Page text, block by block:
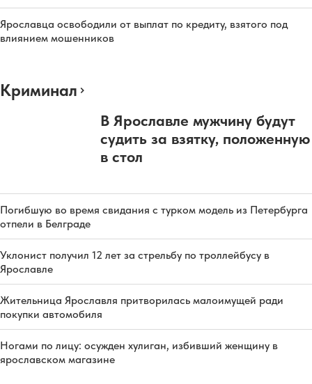
Ярославца освободили от выплат по кредиту, взятого под
влиянием мошенников
Криминал
В Ярославле мужчину будут
судить за взятку, положенную
в стол
Погибшую во время свидания с турком модель из Петербурга
отпели в Белграде
Уклонист получил 12 лет за стрельбу по троллейбусу в
Ярославле
Жительница Ярославля притворилась малоимущей ради
покупки автомобиля
Ногами по лицу: осужден хулиган, избивший женщину в
ярославском магазине